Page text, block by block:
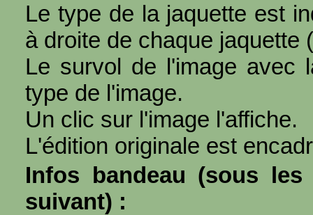
Le type de la jaquette est
à droite de chaque jaquette (
Le survol de l'image avec
type de l'image.
Un clic sur l'image l'affiche.
L'édition originale est
Infos bandeau (sous
suivant) :